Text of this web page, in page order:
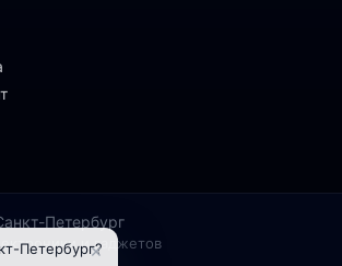
Петербург
и гаджетов
Петербург?
×